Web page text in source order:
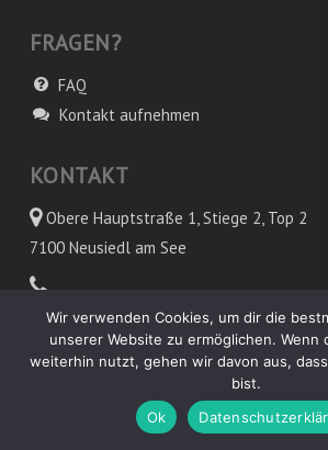
FRAGEN?
FAQ
Kontakt aufnehmen
KONTAKT
Obere Hauptstraße 1, Stiege 2, Top 2
7100 Neusiedl am See
0677 / 61209971
Wir verwenden Cookies, um dir die
unserer Website zu ermöglichen. Wenn
weiterhin nutzt, gehen wir davon aus,
bist.
Ok